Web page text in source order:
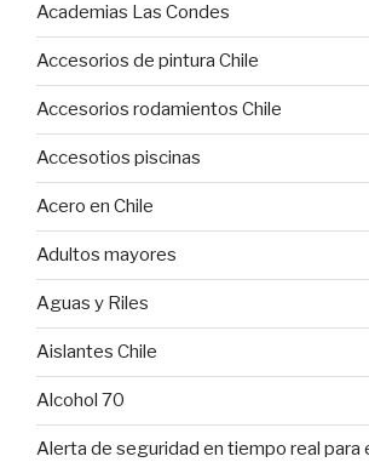
Academias Las Condes
Accesorios de pintura Chile
Accesorios rodamientos Chile
Accesotios piscinas
Acero en Chile
Adultos mayores
Aguas y Riles
Aislantes Chile
Alcohol 70
Alerta de seguridad en tiempo real para